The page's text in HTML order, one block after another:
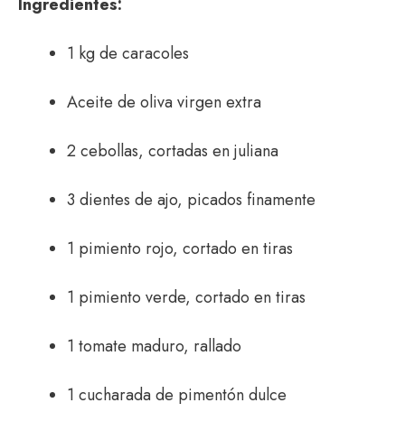
1 kg de caracoles
Aceite de oliva virgen extra
2 cebollas, cortadas en juliana
3 dientes de ajo, picados finamente
1 pimiento rojo, cortado en tiras
1 pimiento verde, cortado en tiras
1 tomate maduro, rallado
1 cucharada de pimentón dulce